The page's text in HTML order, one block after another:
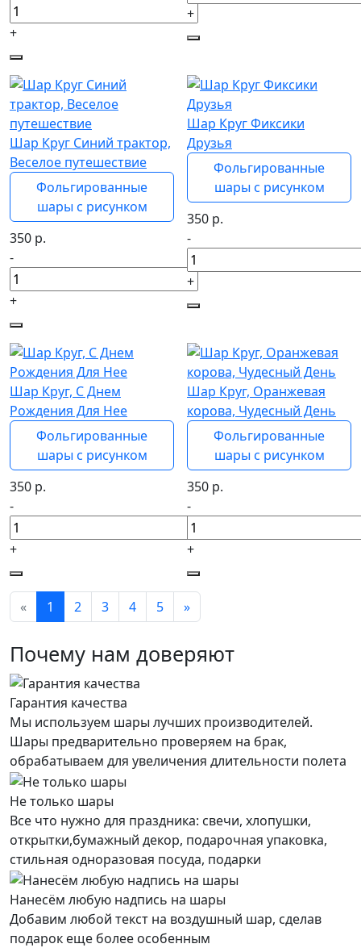
+
+
Шар Круг Синий трактор,
Веселое путешествие
Фольгированные
шары с рисунком
350 р.
-
+
Шар Круг Фиксики
Друзья
Фольгированные
шары с рисунком
350 р.
-
+
Шар Круг, С Днем
Рождения Для Нее
Фольгированные
шары с рисунком
350 р.
-
+
Шар Круг, Оранжевая
корова, Чудесный День
Фольгированные
шары с рисунком
350 р.
-
+
« 1 2 3 4 5 »
Почему нам доверяют
Гарантия качества
Мы используем шары лучших производителей.
Шары предварительно проверяем на брак,
обрабатываем для увеличения длительности полета
Не только шары
Все что нужно для праздника: свечи, хлопушки,
открытки,бумажный декор, подарочная упаковка,
стильная одноразовая посуда, подарки
Нанесём любую надпись на шары
Добавим любой текст на воздушный шар, сделав
подарок еще более особенным